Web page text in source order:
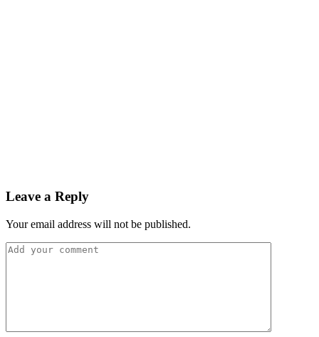
Leave a Reply
Your email address will not be published.